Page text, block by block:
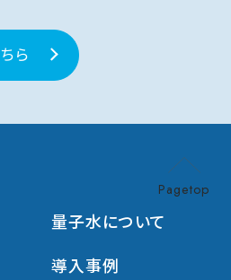
ら
Pagetop
量子水について
導入事例